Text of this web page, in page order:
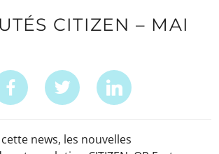
CITIZEN – MAI
news, les nouvelles